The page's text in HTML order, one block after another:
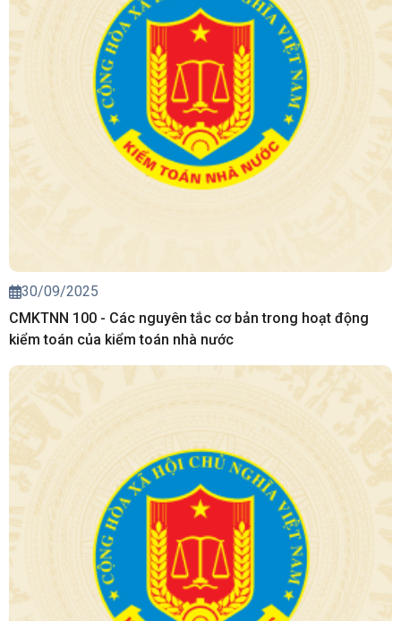
30/09/2025
CMKTNN 100 - Các nguyên tắc cơ bản trong hoạt động
kiểm toán của kiểm toán nhà nước